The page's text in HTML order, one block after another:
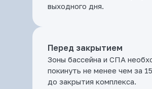
выходного дня.
Перед закрытием
Зоны бассейна и СПА
покинуть не менее чем за
до закрытия комплекса.